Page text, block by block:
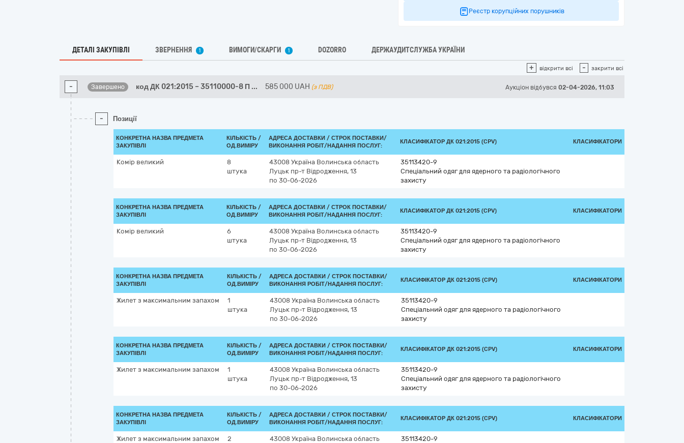
Реєстр корупційних порушників
ДЕТАЛІ ЗАКУПІВЛІ ЗВЕРНЕННЯ 1 ВИМОГИ/СКАРГИ 1 DOZORRO ДЕРЖАУДИТСЛУЖБА УКРАЇНИ
+ відкрити всі - закрити всі
- Завершено код ДК 021:2015 – 35110000-8 П ... 585 000 UAH (з ПДВ) Аукціон відбувся 02-04-2026, 11:03
- Позиції
КОНКРЕТНА НАЗВА ПРЕДМЕТА
ЗАКУПІВЛІ
КІЛЬКІСТЬ /
ОД.ВИМІРУ
АДРЕСА ДОСТАВКИ / СТРОК ПОСТАВКИ/
ВИКОНАННЯ РОБІТ/НАДАННЯ ПОСЛУГ:
КЛАСИФІКАТОР ДК 021:2015 (CPV) КЛАСИФІКАТОРИ
Комір великий
8
штука
43008 Україна Волинська область
Луцьк пр-т Відродження, 13
по 30-06-2026
35113420-9
Спеціальний одяг для ядерного та радіологічного
захисту
КОНКРЕТНА НАЗВА ПРЕДМЕТА
ЗАКУПІВЛІ
КІЛЬКІСТЬ /
ОД.ВИМІРУ
АДРЕСА ДОСТАВКИ / СТРОК ПОСТАВКИ/
ВИКОНАННЯ РОБІТ/НАДАННЯ ПОСЛУГ:
КЛАСИФІКАТОР ДК 021:2015 (CPV) КЛАСИФІКАТОРИ
Комір великий
6
штука
43008 Україна Волинська область
Луцьк пр-т Відродження, 13
по 30-06-2026
35113420-9
Спеціальний одяг для ядерного та радіологічного
захисту
КОНКРЕТНА НАЗВА ПРЕДМЕТА
ЗАКУПІВЛІ
КІЛЬКІСТЬ /
ОД.ВИМІРУ
АДРЕСА ДОСТАВКИ / СТРОК ПОСТАВКИ/
ВИКОНАННЯ РОБІТ/НАДАННЯ ПОСЛУГ:
КЛАСИФІКАТОР ДК 021:2015 (CPV) КЛАСИФІКАТОРИ
Жилет з максимальним запахом
1
штука
43008 Україна Волинська область
Луцьк пр-т Відродження, 13
по 30-06-2026
35113420-9
Спеціальний одяг для ядерного та радіологічного
захисту
КОНКРЕТНА НАЗВА ПРЕДМЕТА
ЗАКУПІВЛІ
КІЛЬКІСТЬ /
ОД.ВИМІРУ
АДРЕСА ДОСТАВКИ / СТРОК ПОСТАВКИ/
ВИКОНАННЯ РОБІТ/НАДАННЯ ПОСЛУГ:
КЛАСИФІКАТОР ДК 021:2015 (CPV) КЛАСИФІКАТОРИ
Жилет з максимальним запахом
1
штука
43008 Україна Волинська область
Луцьк пр-т Відродження, 13
по 30-06-2026
35113420-9
Спеціальний одяг для ядерного та радіологічного
захисту
КОНКРЕТНА НАЗВА ПРЕДМЕТА
ЗАКУПІВЛІ
КІЛЬКІСТЬ /
ОД.ВИМІРУ
АДРЕСА ДОСТАВКИ / СТРОК ПОСТАВКИ/
ВИКОНАННЯ РОБІТ/НАДАННЯ ПОСЛУГ:
КЛАСИФІКАТОР ДК 021:2015 (CPV) КЛАСИФІКАТОРИ
Жилет з максимальним запахом
2
43008 Україна Волинська область
35113420-9